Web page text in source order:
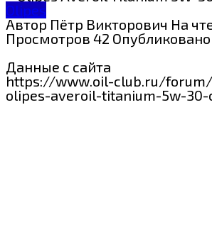
Olipes
Автор Пётр Викторович На
Просмотров 42 Опубликовано
Данные с сайта
https://www.oil-club.ru/
olipes-averoil-titanium-5w-